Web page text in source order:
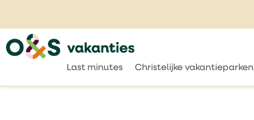
Last minutes Christelijke vakantieparken